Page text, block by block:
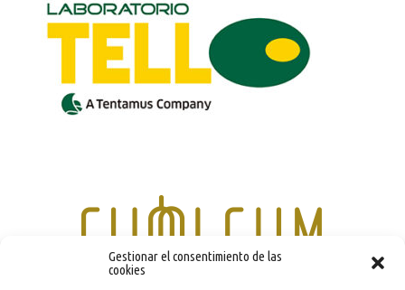
Gestionar el consentimiento de las
cookies